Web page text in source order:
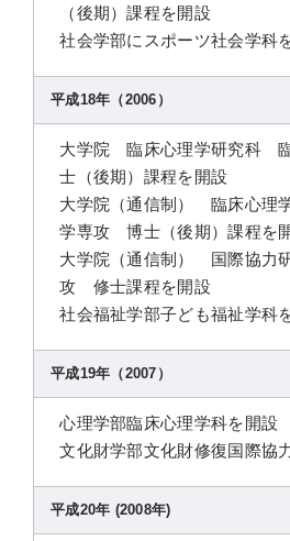
（後期）課程を開設
社会学部にスポーツ社会学科
平成18年（2006）
大学院 臨床心理学研究科
士（後期）課程を開設
大学院（通信制） 臨床心理
学専攻 博士（後期）課程を
大学院（通信制） 国際協力
攻 修士課程を開設
社会福祉学部子ども福祉学科
平成19年（2007）
心理学部臨床心理学科を開設
文化財学部文化財修復国際協
平成20年 (2008年)